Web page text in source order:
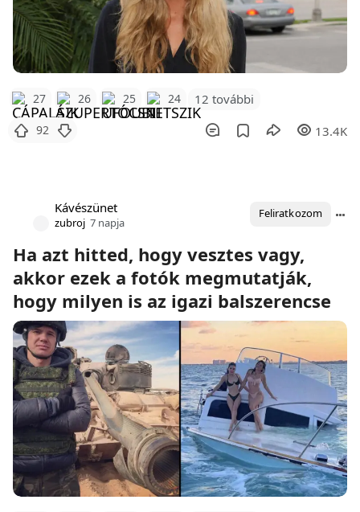
27 26 25 24 12 további
92 13.4K
Kávészünet
zubroj 7 napja
Feliratkozom
Ha azt hitted, hogy vesztes vagy,
akkor ezek a fotók megmutatják,
hogy milyen is az igazi balszerencse